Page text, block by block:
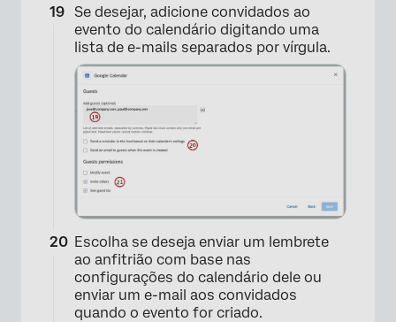
Se desejar, adicione convidados ao
evento do calendário digitando uma
lista de e-mails separados por vírgula.
Escolha se deseja enviar um lembrete
ao anfitrião com base nas
configurações do calendário dele ou
enviar um e-mail aos convidados
quando o evento for criado.